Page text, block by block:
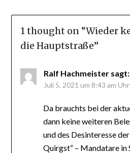
1 thought on “Wieder
die Hauptstraße”
Ralf Hachmeister sagt:
Juli 5, 2021 um 8:43 am Uhr
Da brauchts bei der
dann keine weiteren
und des Desinteresse
Quirgst“ – Mandatare in